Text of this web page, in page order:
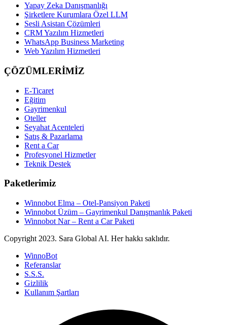
Yapay Zeka Danışmanlığı
Şirketlere Kurumlara Özel LLM
Sesli Asistan Çözümleri
CRM Yazılım Hizmetleri
WhatsApp Business Marketing
Web Yazılım Hizmetleri
ÇÖZÜMLERİMİZ
E-Ticaret
Eğitim
Gayrimenkul
Oteller
Seyahat Acenteleri
Satış & Pazarlama
Rent a Car
Profesyonel Hizmetler
Teknik Destek
Paketlerimiz
Winnobot Elma – Otel-Pansiyon Paketi
Winnobot Üzüm – Gayrimenkul Danışmanlık Paketi
Winnobot Nar – Rent a Car Paketi
Copyright 2023. Sara Global AI. Her hakkı saklıdır.
WinnoBot
Referanslar
S.S.S.
Gizlilik
Kullanım Şartları